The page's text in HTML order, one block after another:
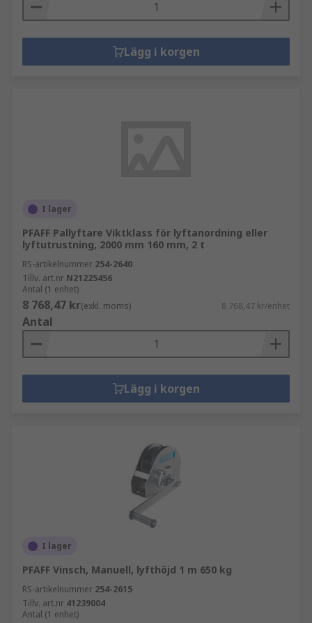
Lägg i korgen
I lager
PFAFF Pallyftare Viktklass för lyftanordning eller
lyftutrustning, 2000 mm 160 mm, 2 t
RS-artikelnummer 254-2640
Tillv. art.nr N21225456
Antal (1 enhet)
8 768,47 kr(exkl. moms) 8 768,47 kr/enhet
Antal
Lägg i korgen
I lager
PFAFF Vinsch, Manuell, lyfthöjd 1 m 650 kg
RS-artikelnummer 254-2615
Tillv. art.nr 41239004
Antal (1 enhet)